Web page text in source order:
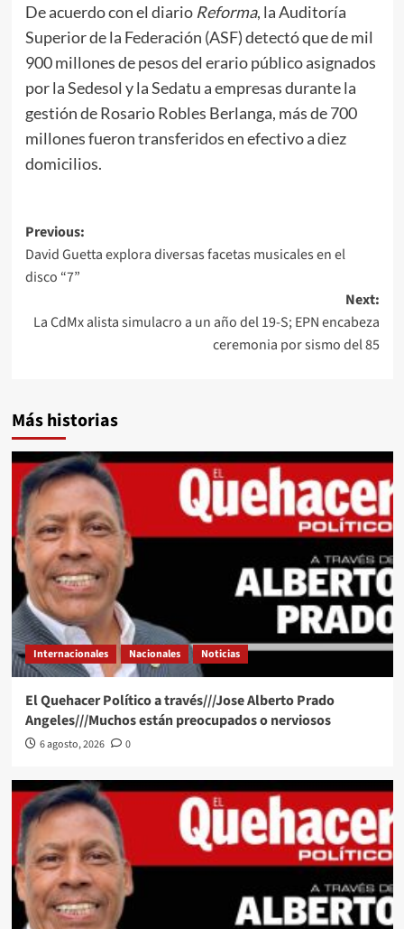
De acuerdo con el diarioReforma, la Auditoría
Superior de la Federación (ASF) detectó que de mil
900 millones de pesos del erario público asignados
por la Sedesol y la Sedatu a empresas durante la
gestión de Rosario Robles Berlanga, más de 700
millones fueron transferidos en efectivo a diez
domicilios.
Post
navigation
Previous:
David Guetta explora diversas facetas musicales en el
disco “7”
Next:
La CdMx alista simulacro a un año del 19-S; EPN encabeza
ceremonia por sismo del 85
Más historias
Internacionales Nacionales Noticias
El Quehacer Político a través///Jose Alberto Prado
Angeles///Muchos están preocupados o nerviosos
6 agosto, 2026 0